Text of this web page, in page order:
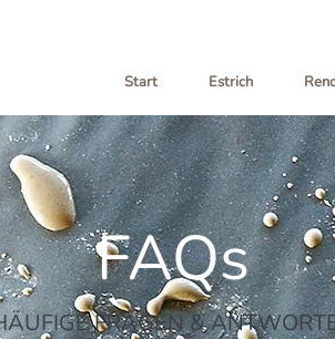
Start Estrich
FAQs
FRAGEN &